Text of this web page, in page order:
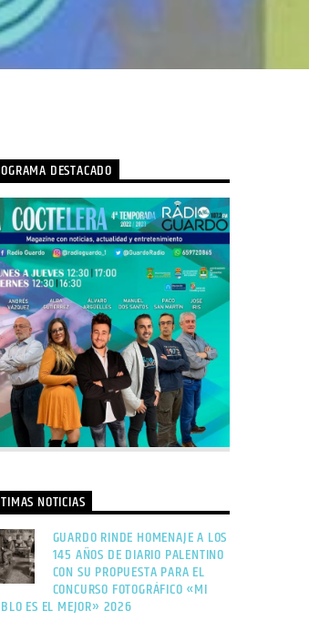
DESTACADO
NOTICIAS
GUARDO RINDE HOMENAJE A LOS
145 AÑOS DE DIARIO PALENTINO
CON SU PROPUESTA PARA EL
CONCURSO FOTOGRÁFICO «MI
ES EL MEJOR» 2026